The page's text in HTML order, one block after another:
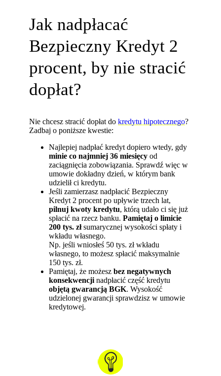
Jak nadpłacać
Bezpieczny Kredyt 2
procent, by nie stracić
dopłat?
Nie chcesz stracić dopłat dokredytu hipotecznego?
Zadbaj o poniższe kwestie:
Najlepiej nadpłać kredyt dopiero wtedy, gdy
minie co najmniej 36 miesięcy od
zaciągnięcia zobowiązania. Sprawdź więc w
umowie dokładny dzień, w którym bank
udzielił ci kredytu.
Jeśli zamierzasz nadpłacić Bezpieczny
Kredyt 2 procent po upływie trzech lat,
pilnuj kwoty kredytu, którą udało ci się już
spłacić na rzecz banku.Pamiętaj o limicie
200 tys. złsumarycznej wysokości spłaty i
wkładu własnego.
Np. jeśli wniosłeś 50 tys. zł wkładu
własnego, to możesz spłacić maksymalnie
150 tys. zł.
Pamiętaj, że możeszbez negatywnych
konsekwencji nadpłacić część kredytu
objętą gwarancją BGK. Wysokość
udzielonej gwarancji sprawdzisz w umowie
kredytowej.